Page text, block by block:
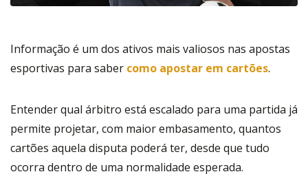
Informação é um dos ativos mais valiosos nas apostas
esportivas para saber como apostar em cartões.
Entender qual árbitro está escalado para uma partida já
permite projetar, com maior embasamento, quantos
cartões aquela disputa poderá ter, desde que tudo
ocorra dentro de uma normalidade esperada.